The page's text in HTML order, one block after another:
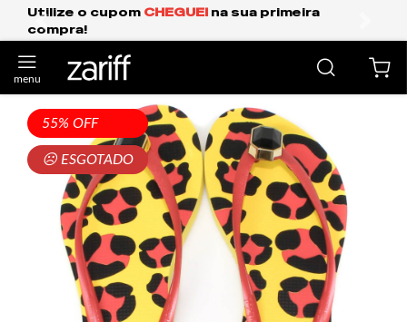
Utilize o cupomCHEGUEIna sua primeira
compra!
anterior
55% OFF
☹ ESGOTADO